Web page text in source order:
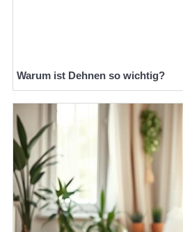
Warum ist Dehnen so wichtig?